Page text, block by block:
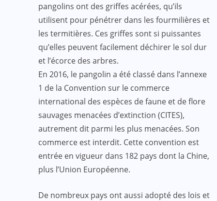
pangolins ont des griffes acérées, qu’ils
utilisent pour pénétrer dans les fourmilières et
les termitières. Ces griffes sont si puissantes
qu’elles peuvent facilement déchirer le sol dur
et l’écorce des arbres.
En 2016, le pangolin a été classé dans l’annexe
1 de la Convention sur le commerce
international des espèces de faune et de flore
sauvages menacées d’extinction (CITES),
autrement dit parmi les plus menacées. Son
commerce est interdit. Cette convention est
entrée en vigueur dans 182 pays dont la Chine,
plus l’Union Européenne.
De nombreux pays ont aussi adopté des lois et